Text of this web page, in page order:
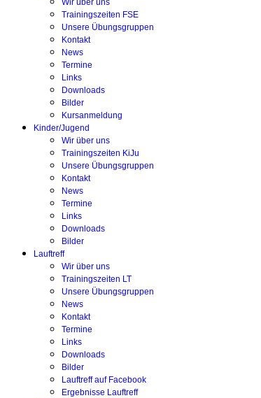
Wir über uns
Trainingszeiten FSE
Unsere Übungsgruppen
Kontakt
News
Termine
Links
Downloads
Bilder
Kursanmeldung
Kinder/Jugend
Wir über uns
Trainingszeiten KiJu
Unsere Übungsgruppen
Kontakt
News
Termine
Links
Downloads
Bilder
Lauftreff
Wir über uns
Trainingszeiten LT
Unsere Übungsgruppen
News
Kontakt
Termine
Links
Downloads
Bilder
Lauftreff auf Facebook
Ergebnisse Lauftreff